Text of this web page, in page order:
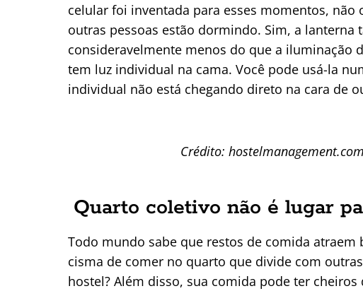
celular foi inventada para esses momentos,
outras pessoas estão dormindo. Sim, a
consideravelmente menos do que a iluminação
tem luz individual na cama. Você pode usá-la
individual não está chegando direto na cara de
Crédito:
Quarto coletivo não é lugar
Todo mundo sabe que restos de comida
cisma de comer no quarto que divide com
hostel? Além disso, sua comida pode ter